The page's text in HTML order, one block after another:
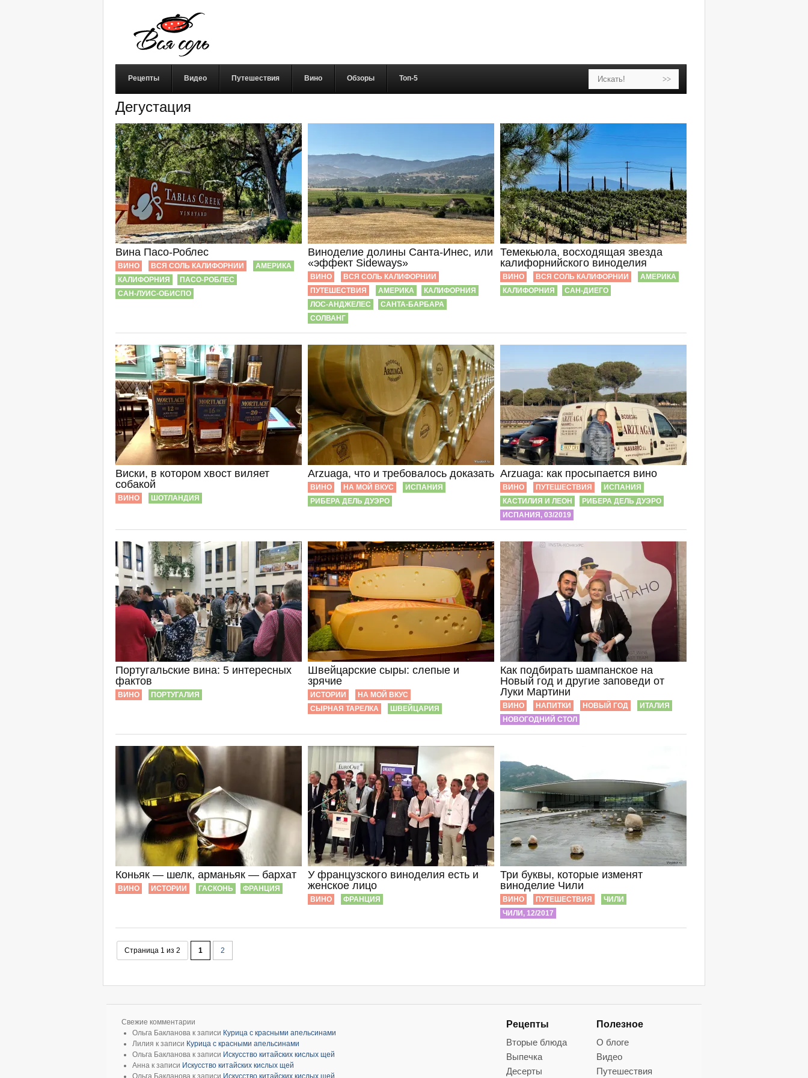
Рецепты Видео Путешествия Вино Обзоры Топ-5
Дегустация
Вина Пасо-Роблес
ВИНО ВСЯ СОЛЬ КАЛИФОРНИИ
АМЕРИКА
КАЛИФОРНИЯ
ПАСО-РОБЛЕС
САН-ЛУИС-ОБИСПО
Виноделие долины Санта-Инес, или
«эффект Sideways»
ВИНО
ВСЯ СОЛЬ КАЛИФОРНИИ
ПУТЕШЕСТВИЯ
АМЕРИКА
КАЛИФОРНИЯ
ЛОС-АНДЖЕЛЕС
САНТА-БАРБАРА
СОЛВАНГ
Темекьюла, восходящая звезда
калифорнийского виноделия
ВИНО ВСЯ СОЛЬ КАЛИФОРНИИ
АМЕРИКА
КАЛИФОРНИЯ
САН-ДИЕГО
Виски, в котором хвост виляет
собакой
ВИНО ШОТЛАНДИЯ
Arzuaga, что и требовалось доказать
ВИНО НА МОЙ ВКУС
ИСПАНИЯ
РИБЕРА ДЕЛЬ ДУЭРО
Arzuaga: как просыпается вино
ВИНО ПУТЕШЕСТВИЯ
ИСПАНИЯ
КАСТИЛИЯ И ЛЕОН
РИБЕРА ДЕЛЬ ДУЭРО
ИСПАНИЯ, 03/2019
Португальские вина: 5 интересных
фактов
ВИНО ПОРТУГАЛИЯ
Швейцарские сыры: слепые и
зрячие
ИСТОРИИ
НА МОЙ ВКУС
СЫРНАЯ ТАРЕЛКА
ШВЕЙЦАРИЯ
Как подбирать шампанское на
Новый год и другие заповеди от
Луки Мартини
ВИНО НАПИТКИ НОВЫЙ ГОД
ИТАЛИЯ
НОВОГОДНИЙ СТОЛ
Коньяк — шелк, арманьяк — бархат
ВИНО ИСТОРИИ ГАСКОНЬ ФРАНЦИЯ
У французского виноделия есть и
женское лицо
ВИНО ФРАНЦИЯ
Три буквы, которые изменят
виноделие Чили
ВИНО ПУТЕШЕСТВИЯ
ЧИЛИ
ЧИЛИ, 12/2017
Страница 1 из 2 1 2
Свежие комментарии
Ольга Бакланова к записи Курица с красными апельсинами
Лилия к записи Курица с красными апельсинами
Ольга Бакланова к записи Искусство китайских кислых щей
Анна к записи Искусство китайских кислых щей
Ольга Бакланова к записи Искусство китайских кислых щей
Рецепты
Вторые блюда
Выпечка
Десерты
Полезное
О блоге
Видео
Путешествия